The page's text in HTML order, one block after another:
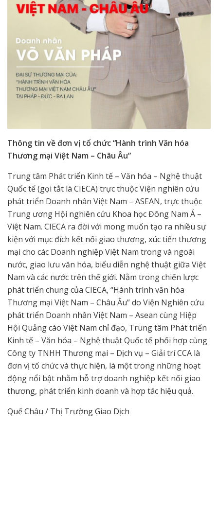
Thông tin về đơn vị tổ chức “Hành trình Văn hóa
Thương mại Việt Nam – Châu Âu”
Trung tâm Phát triển Kinh tế – Văn hóa – Nghệ thuật
Quốc tế (gọi tắt là CIECA) trực thuộc Viện nghiên cứu
phát triển Doanh nhân Việt Nam – ASEAN, trực thuộc
Trung ương Hội nghiên cứu Khoa học Đông Nam Á –
Việt Nam. CIECA ra đời với mong muốn tạo ra nhiều sự
kiện với mục đích kết nối giao thương, xúc tiến thương
mại cho các Doanh nghiệp Việt Nam trong và ngoài
nước, giao lưu văn hóa, biểu diễn nghệ thuật giữa Việt
Nam và các nước trên thế giới. Nằm trong chiến lược
phát triển chung của CIECA, “Hành trình văn hóa
Thương mại Việt Nam – Châu Âu” do Viện Nghiên cứu
phát triển Doanh nhân Việt Nam – Asean cùng Hiệp
Hội Quảng cáo Việt Nam chỉ đạo, Trung tâm Phát triển
Kinh tế – Văn hóa – Nghệ thuật Quốc tế phối hợp cùng
Công ty TNHH Thương mại – Dịch vụ – Giải trí CCA là
đơn vị tổ chức và thực hiện, là một trong những hoạt
động nổi bật nhằm hỗ trợ doanh nghiệp kết nối giao
thương, phát triển kinh doanh và hợp tác hiệu quả.
Quế Châu / Thị Trường Giao Dịch